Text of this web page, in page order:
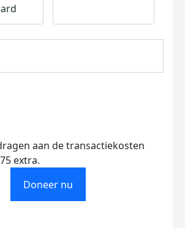
aan de transactiekosten
extra.
Doneer nu